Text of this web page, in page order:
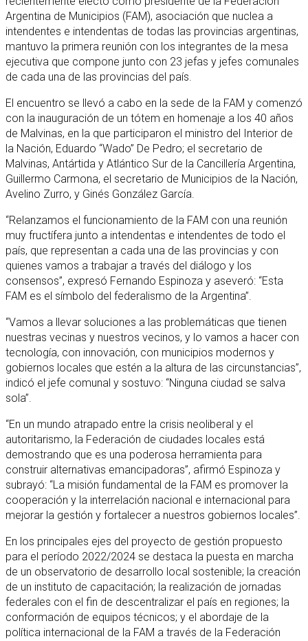
Argentina de Municipios (FAM), asociación que nuclea a
intendentes e intendentas de todas las provincias argentinas,
mantuvo la primera reunión con los integrantes de la mesa
ejecutiva que compone junto con 23 jefas y jefes comunales
de cada una de las provincias del país.
El encuentro se llevó a cabo en la sede de la FAM y comenzó
con la inauguración de un tótem en homenaje a los 40 años
de Malvinas, en la que participaron el ministro del Interior de
la Nación, Eduardo “Wado” De Pedro; el secretario de
Malvinas, Antártida y Atlántico Sur de la Cancillería Argentina,
Guillermo Carmona, el secretario de Municipios de la Nación,
Avelino Zurro, y Ginés González García.
“Relanzamos el funcionamiento de la FAM con una reunión
muy fructífera junto a intendentas e intendentes de todo el
país, que representan a cada una de las provincias y con
quienes vamos a trabajar a través del diálogo y los
consensos”, expresó Fernando Espinoza y aseveró: “Esta
FAM es el símbolo del federalismo de la Argentina”.
“Vamos a llevar soluciones a las problemáticas que tienen
nuestras vecinas y nuestros vecinos, y lo vamos a hacer con
tecnología, con innovación, con municipios modernos y
gobiernos locales que estén a la altura de las circunstancias”,
indicó el jefe comunal y sostuvo: “Ninguna ciudad se salva
sola”.
“En un mundo atrapado entre la crisis neoliberal y el
autoritarismo, la Federación de ciudades locales está
demostrando que es una poderosa herramienta para
construir alternativas emancipadoras”, afirmó Espinoza y
subrayó: “La misión fundamental de la FAM es promover la
cooperación y la interrelación nacional e internacional para
mejorar la gestión y fortalecer a nuestros gobiernos locales”.
En los principales ejes del proyecto de gestión propuesto
para el período 2022/2024 se destaca la puesta en marcha
de un observatorio de desarrollo local sostenible; la creación
de un instituto de capacitación; la realización de jornadas
federales con el fin de descentralizar el país en regiones; la
conformación de equipos técnicos; y el abordaje de la
política internacional de la FAM a través de la Federación